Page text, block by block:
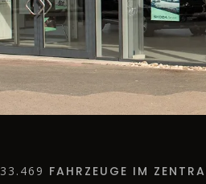
33.469 FAHRZEUGE IM